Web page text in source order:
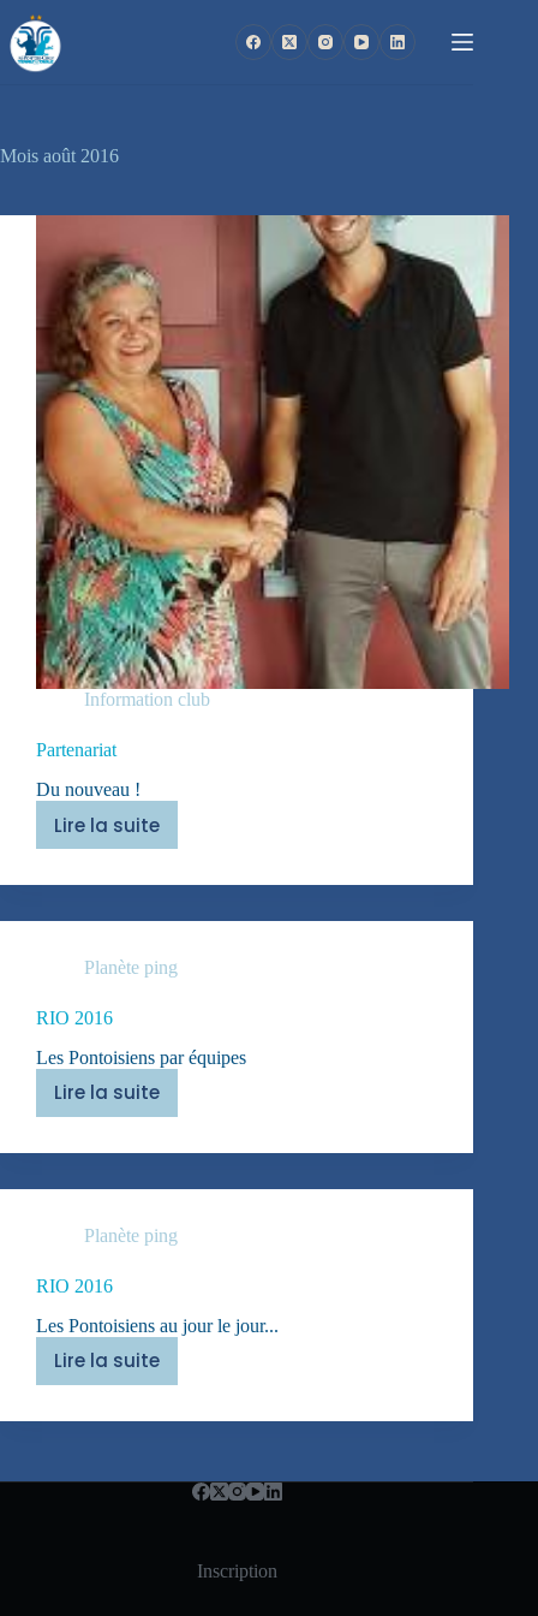
au
contenu
Mois août 2016
Information club
Partenariat
Du nouveau !
Lire la suite
Partenariat
Planète ping
RIO 2016
Les Pontoisiens par équipes
Lire la suite
RIO
Planète ping
RIO 2016
Les Pontoisiens au jour le jour...
Lire la suite
RIO
Inscription